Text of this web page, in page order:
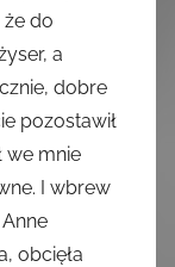
do
a
dobre
pozostawił
we mnie
I wbrew
obcięła